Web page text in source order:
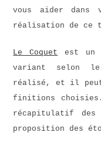
vous aider dans
réalisation de ce
Le Coquet est un
variant selon
réalisé, et il peut
finitions
récapitulatif
proposition des